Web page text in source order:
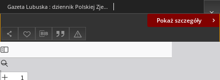
Pokaż szczegóły
Gazeta Lubuska : dziennik Polskiej Zjednoczonej Partii Robotniczej : Zielona Góra - Gorzów R. XXXIV Nr 263 (11 listopada 1986). - Wyd. 1